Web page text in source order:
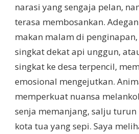
narasi yang sengaja pelan,
terasa membosankan.
makan malam di
singkat dekat api unggun,
singkat ke desa terpencil,
emosional mengejutkan.
memperkuat nuansa
senja memanjang, salju turun
kota tua yang sepi. Saya